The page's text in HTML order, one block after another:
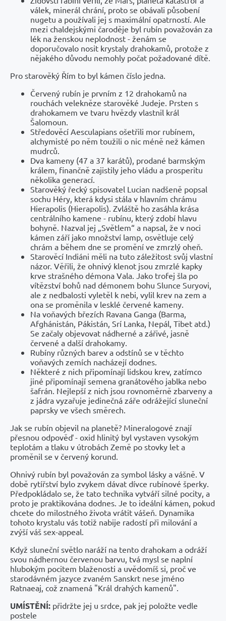
válek, minerál chrání, proto se obávali působení
nugetu a používali jej s maximální opatrností. Ale
mezi chaldejskými čaroděje byl rubín považován za
lék na ženskou neplodnost - ženám se
doporučovalo nosit krystaly drahokamů, protože z
nějakého důvodu nemohly počat požadované dítě.
Pro starověký Řím to byl kámen číslo jedna.
Červený rubín je prvním z 12 drahokamů na
rouchách velekněze starověké Judeje. Prsten s
drahokamem ve tvaru hvězdy vlastnil král
Šalomoun.
Středověcí Aesculapians ošetřili mor rubínem,
alchymisté po něm toužili o nic méně než kámen
mudrců.
Dva kameny (47 a 37 karátů), prodané barmským
králem, finančně zajistily jeho vládu a prosperitu
několika generací.
Starověký řecký spisovatel Lucian nadšeně popsal
sochu Héry, která kdysi stála v hlavním chrámu
Hierapolis (Hierapolis). Zvláště ho zasáhla krása
centrálního kamene - rubínu, který zdobí hlavu
bohyně. Nazval jej „Světlem“ a napsal, že v noci
kámen září jako množství lamp, osvětluje celý
chrám a během dne se promění ve zmrzlý oheň.
Starověcí Indiáni měli na tuto záležitost svůj vlastní
názor. Věřili, že ohnivý klenot jsou zmrzlé kapky
krve strašného démona Vala. Jako trofej šla po
vítězství bohů nad démonem bohu Slunce Suryovi,
ale z nedbalosti vyletěl k nebi, vylil krev na zem a
ona se proměnila v lesklé červené kameny.
Na voňavých březích Ravana Ganga (Barma,
Afghánistán, Pákistán, Srí Lanka, Nepál, Tibet atd.)
Se začaly objevovat nádherné a zářivé, jasně
červené a další drahokamy.
Rubíny různých barev a odstínů se v těchto
voňavých zemích nacházejí dodnes.
Některé z nich připomínají lidskou krev, zatímco
jiné připomínají semena granátového jablka nebo
šafrán. Nejlepší z nich jsou rovnoměrně zbarveny a
z jádra vyzařuje jedinečná záře odrážející sluneční
paprsky ve všech směrech.
Jak se rubín objevil na planetě? Mineralogové znají
přesnou odpověď - oxid hlinitý byl vystaven vysokým
teplotám a tlaku v útrobách Země po stovky let a
proměnil se v červený korund.
Ohnivý rubín byl považován za symbol lásky a vášně. V
době rytířství bylo zvykem dávat dívce rubínové šperky.
Předpokládalo se, že tato technika vytváří silné pocity, a
proto je praktikována dodnes. Je to ideální kámen, pokud
chcete do milostného života vrátit vášeň. Dynamika
tohoto krystalu vás totiž nabije radostí při milování a
zvýší váš sex-appeal.
Když sluneční světlo naráží na tento drahokam a odráží
svou nádhernou červenou barvu, tvá mysl se naplní
hlubokým pocitem blaženosti a uvědomíš si, proč ve
starodávném jazyce zvaném Sanskrt nese jméno
Ratnaeaj, což znamená "Král drahých kamenů".
UMÍSTĚNÍ: přidržte jej u srdce, pak jej položte vedle
postele